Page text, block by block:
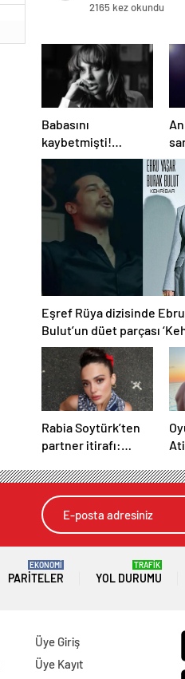
2165 kez okundu
Babasını
kaybetmişti!
Oyuncu Didem
Balçın’dan duygusal
paylaşım
Eşref Rüya dizisinde
Bulut’un düet parçası
Rabia Soytürk’ten
partner itirafı:
sevmiyorum”
PARITELER
EKONOMİ
YOL DURUMU
TRAFİK
Üye Giriş
Üye Kayıt